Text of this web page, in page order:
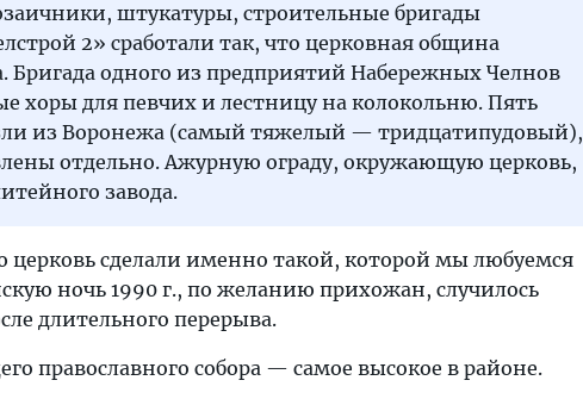
штукатуры, строительные бригады
2» сработали так, что церковная община
Бригада одного из предприятий Набережных Челнов
хоры для певчих и лестницу на колокольню. Пять
из Воронежа (самый тяжелый — тридцатипудовый),
отдельно. Ажурную ограду, окружающую церковь,
завода.
сделали именно такой, которой мы любуемся
ночь 1990 г., по желанию прихожан, случилось
длительного перерыва.
православного собора — самое высокое в районе.